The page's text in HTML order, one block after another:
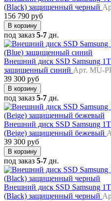
(Black) защищенный черный
156 790 руб
В корзину
под заказ 5-7 дн.
Внешний диск SSD Samsung
защищенный синий Арт. MU-
39 300 руб
В корзину
под заказ 5-7 дн.
Внешний диск SSD Samsung
(Beige) защищенный бежевый
39 300 руб
В корзину
под заказ 5-7 дн.
Внешний диск SSD Samsung
(Black) защищенный черный